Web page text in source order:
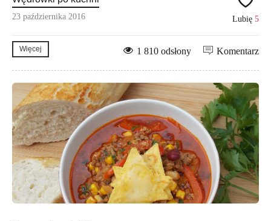
23 października 2016 Lubię 5
Więcej Komentarz
1 810 odsłony